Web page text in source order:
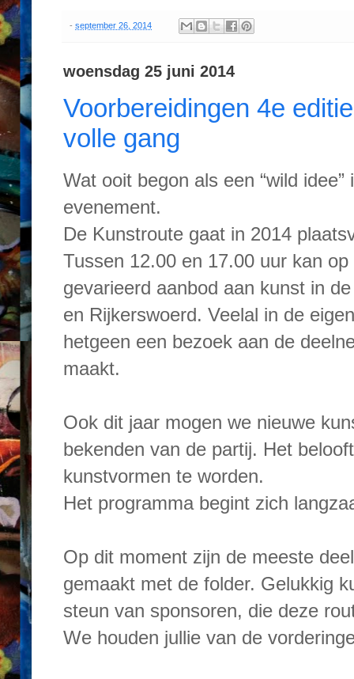
- september 26, 2014
woensdag 25 juni 2014
Voorbereidingen 4e
volle gang
Wat ooit begon als een “wild
evenement.
De Kunstroute gaat in 2014
Tussen 12.00 en 17.00 uur kan
gevarieerd aanbod aan kunst in
en Rijkerswoerd. Veelal in de
hetgeen een bezoek aan de
maakt.
Ook dit jaar mogen we nieuwe
bekenden van de partij. Het
kunstvormen te worden.
Het programma begint zich
Op dit moment zijn de meeste
gemaakt met de folder. Gelukkig
steun van sponsoren, die deze
We houden jullie van de